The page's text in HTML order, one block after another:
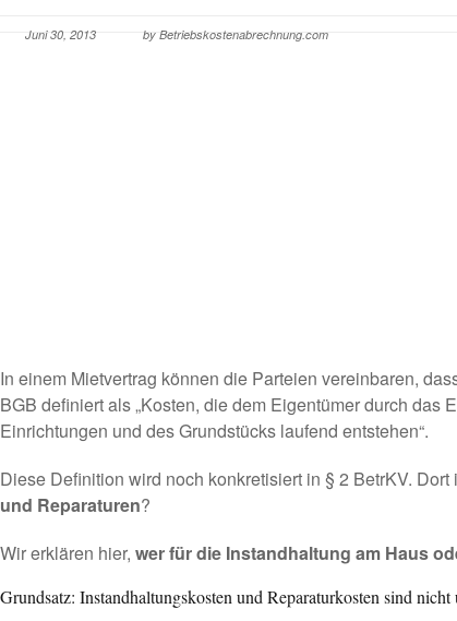
Juni 30, 2013 by Betriebskostenabrechnung.com
In einem Mietvertrag können die Parteien vereinbaren,
BGB definiert als „Kosten, die dem Eigentümer durch
Einrichtungen und des Grundstücks laufend entstehen“.
Diese Definition wird noch konkretisiert in § 2 BetrKV. Dort
und Reparaturen?
Wir erklären hier, wer für die Instandhaltung am Haus
Grundsatz: Instandhaltungskosten und Reparaturkosten sind